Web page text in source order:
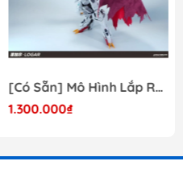
[Có Sẵn] Mô Hình Lắp Ráp 1/60 Barbatos Logar Wolf Remains Meavy Industries
1.300.000₫